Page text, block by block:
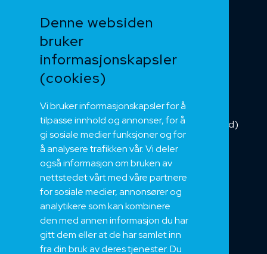
Denne websiden
bruker
informasjonskapsler
(cookies)
Vi bruker informasjonskapsler for å
tilpasse innhold og annonser, for å
gi sosiale medier funksjoner og for
å analysere trafikken vår. Vi deler
også informasjon om bruken av
nettstedet vårt med våre partnere
for sosiale medier, annonsører og
analytikere som kan kombinere
den med annen informasjon du har
gitt dem eller at de har samlet inn
fra din bruk av deres tjenester. Du
Heis og kran
Kategorikabel
Installasjonskabel
Kombikabel (Hybrid)
DNV sertifisert
Tilbehør
Om oss
Bærekraft og Åpenhet
Jobb hos oss
Sertifiseringer